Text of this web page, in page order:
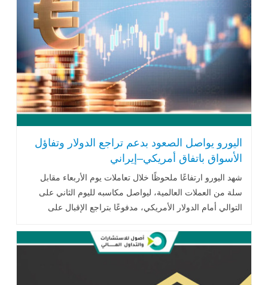
اليورو يواصل الصعود بدعم تراجع الدولار وتفاؤل
الأسواق باتفاق أمريكي–إيراني
شهد اليورو ارتفاعًا ملحوظًا خلال تعاملات يوم الأربعاء مقابل
سلة من العملات العالمية، ليواصل مكاسبه لليوم الثاني على
التوالي أمام الدولار الأمريكي، مدفوعًا بتراجع الإقبال على